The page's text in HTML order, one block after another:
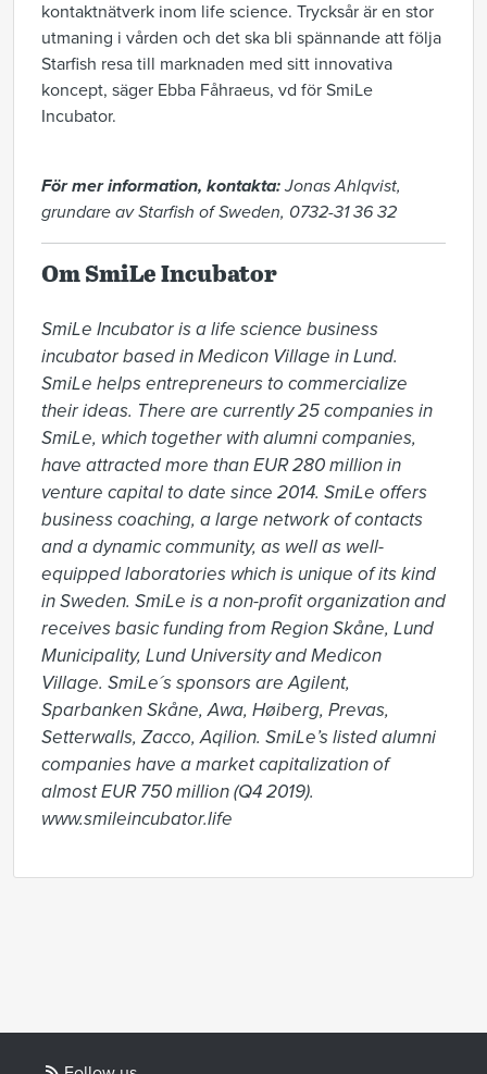
kontaktnätverk inom life science. Trycksår är en stor
utmaning i vården och det ska bli spännande att följa
Starfish resa till marknaden med sitt innovativa
koncept, säger Ebba Fåhraeus, vd för SmiLe
Incubator.
För mer information, kontakta:Jonas Ahlqvist,
grundare av Starfish of Sweden, 0732-31 36 32
Om SmiLe Incubator
SmiLe Incubator is a life science business
incubator based in Medicon Village in Lund.
SmiLe helps entrepreneurs to commercialize
their ideas. There are currently 25 companies in
SmiLe, which together with alumni companies,
have attracted more than EUR 280 million in
venture capital to date since 2014. SmiLe offers
business coaching, a large network of contacts
and a dynamic community, as well as well-
equipped laboratories which is unique of its kind
in Sweden. SmiLe is a non-profit organization and
receives basic funding from Region Skåne, Lund
Municipality, Lund University and Medicon
Village. SmiLe´s sponsors are Agilent,
Sparbanken Skåne, Awa, Høiberg, Prevas,
Setterwalls, Zacco, Aqilion. SmiLe’s listed alumni
companies have a market capitalization of
almost EUR 750 million (Q4 2019).
www.smileincubator.life